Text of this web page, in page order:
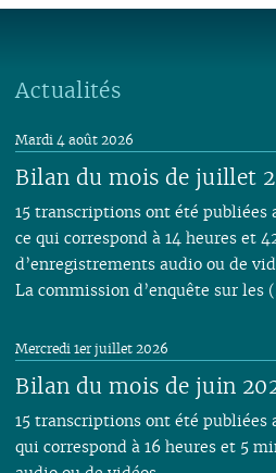
01
02
02
Actualités
Bilan du mois de juillet
Mardi 4 août 2026
15 transcriptions ont été publiées
ce qui correspond à 14 heures et
d’enregistrements audio ou de
La commission d’enquête sur les
Bilan du mois de juin
Mercredi 1er juillet 2026
15 transcriptions ont été publiées
qui correspond à 16 heures et 5